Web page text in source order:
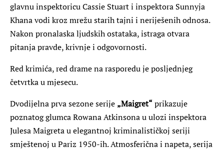
glavnu inspektoricu Cassie Stuart i inspektora Sunnyja
Khana vodi kroz mrežu starih tajni i neriješenih odnosa.
Nakon pronalaska ljudskih ostataka, istraga otvara
pitanja pravde, krivnje i odgovornosti.
Red krimića, red drame na rasporedu je posljednjeg
četvrtka u mjesecu.
Dvodijelna prva sezone serije „Maigret“prikazuje
poznatog glumca Rowana Atkinsona u ulozi inspektora
Julesa Maigretau elegantnoj kriminalističkoj seriji
smještenoj u Pariz 1950-ih. Atmosferična i napeta, serija